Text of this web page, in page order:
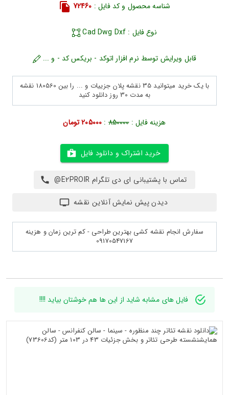
شناسه محصول و کد فایل : 72460
نوع فایل : Cad Dwg Dxf
قابل ویرایش توسط نرم افزار اتوکد - بریکس کد - و ...
با یک خرید میتوانید 35 نقشه پلان جزییات و ... را بین 180560 نقشه
به مدت 30 روز دانلود کنید
هزینه فایل :850000
: 205000 تومان
خرید اشتراک و دانلود فایل
تماس با پشتیبانی ای دی تلگرام E2PROIR@
دیدن پیش نمایش آنلاین نقشه
سفارش انجام نقشه کشی بهترین طراحی - کم ترین زمان و هزینه
09170547167
فایل های مشابه شاید از این ها هم خوشتان بیاید !!!!